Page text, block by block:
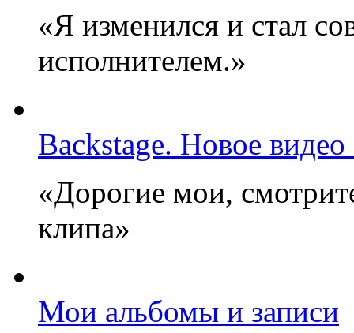
«Я изменился и стал
исполнителем.»
Backstage. Новое
«Дорогие мои,
клипа»
Мои альбомы и записи